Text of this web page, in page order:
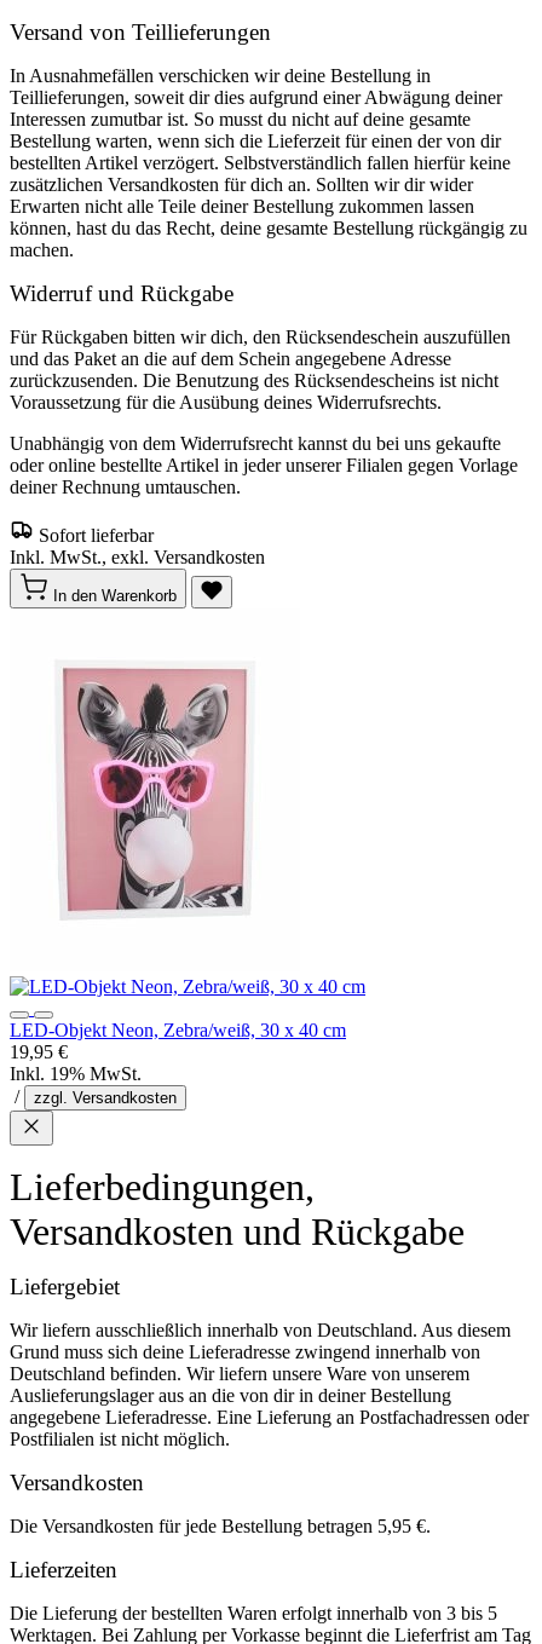
Versand von Teillieferungen
In Ausnahmefällen verschicken wir deine Bestellung in
Teillieferungen, soweit dir dies aufgrund einer Abwägung deiner
Interessen zumutbar ist. So musst du nicht auf deine gesamte
Bestellung warten, wenn sich die Lieferzeit für einen der von dir
bestellten Artikel verzögert. Selbstverständlich fallen hierfür keine
zusätzlichen Versandkosten für dich an. Sollten wir dir wider
Erwarten nicht alle Teile deiner Bestellung zukommen lassen
können, hast du das Recht, deine gesamte Bestellung rückgängig zu
machen.
Widerruf und Rückgabe
Für Rückgaben bitten wir dich, den Rücksendeschein auszufüllen
und das Paket an die auf dem Schein angegebene Adresse
zurückzusenden. Die Benutzung des Rücksendescheins ist nicht
Voraussetzung für die Ausübung deines Widerrufsrechts.
Unabhängig von dem Widerrufsrecht kannst du bei uns gekaufte
oder online bestellte Artikel in jeder unserer Filialen gegen Vorlage
deiner Rechnung umtauschen.
Sofort lieferbar
Inkl. MwSt., exkl. Versandkosten
In den Warenkorb
LED-Objekt Neon, Zebra/weiß, 30 x 40 cm
19,95 €
Inkl. 19% MwSt.
/
zzgl. Versandkosten
Lieferbedingungen,
Versandkosten und Rückgabe
Liefergebiet
Wir liefern ausschließlich innerhalb von Deutschland. Aus diesem
Grund muss sich deine Lieferadresse zwingend innerhalb von
Deutschland befinden. Wir liefern unsere Ware von unserem
Auslieferungslager aus an die von dir in deiner Bestellung
angegebene Lieferadresse. Eine Lieferung an Postfachadressen oder
Postfilialen ist nicht möglich.
Versandkosten
Die Versandkosten für jede Bestellung betragen 5,95 €.
Lieferzeiten
Die Lieferung der bestellten Waren erfolgt innerhalb von 3 bis 5
Werktagen. Bei Zahlung per Vorkasse beginnt die Lieferfrist am Tag